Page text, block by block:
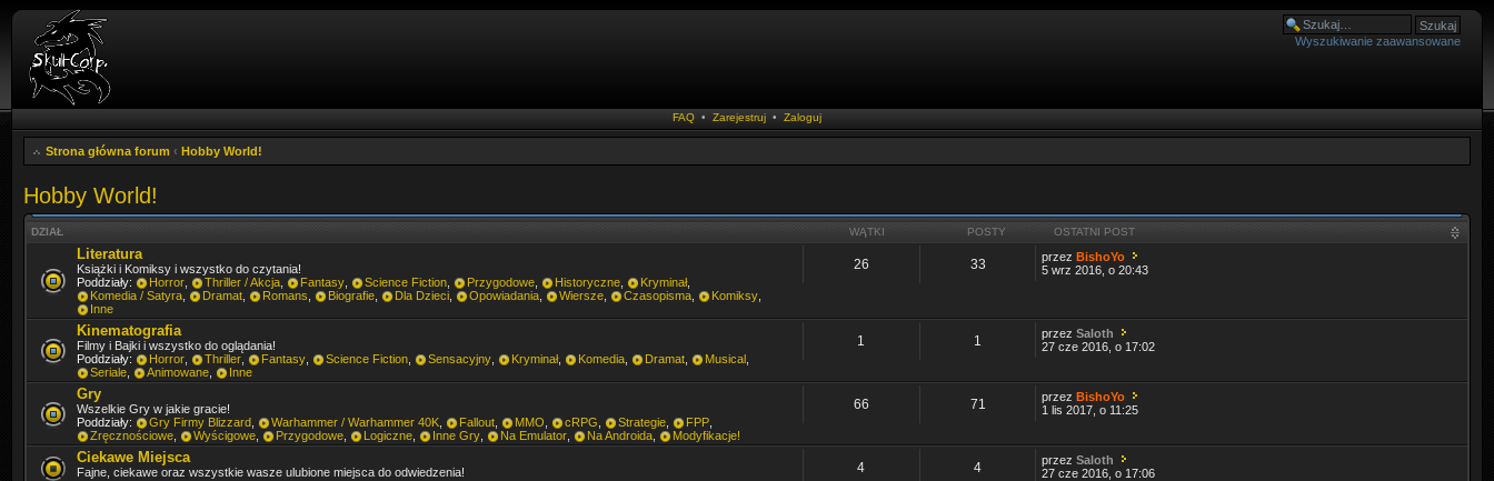
Wyszukiwanie zaawansowane
FAQ • Zarejestruj • Zaloguj
Strona główna forum ‹ Hobby World!
Hobby World!
DZIAŁ WĄTKI POSTY OSTATNI POST
Literatura
Książki i Komiksy i wszystko do czytania!
Poddziały:
Horror Thriller / Akcja Fantasy Science Fiction Przygodowe Historyczne Kryminał,
Komedia / Satyra
Dramat Romans Biografie Dla Dzieci Opowiadania Wiersze Czasopisma Komiksy
Inne
26 33 przezBishoYo
5 wrz 2016, o 20:43
Kinematografia
Filmy i Bajki i wszystko do oglądania!
Poddziały:
Horror Thriller Fantasy Science Fiction Sensacyjny Kryminał, Komedia Dramat Musical
Seriale
Animowane Inne
1 1 przezSaloth
27 cze 2016, o 17:02
Gry
Wszelkie Gry w jakie gracie!
Poddziały:
Gry Firmy Blizzard Warhammer / Warhammer 40K Fallout MMO cRPG Strategie FPP
Zręcznościowe
Wyścigowe Przygodowe Logiczne Inne Gry Na Emulator Na Androida Modyfikacje!
66 71 przezBishoYo
1 lis 2017, o 11:25
Ciekawe Miejsca
Fajne, ciekawe oraz wszystkie wasze ulubione miejsca do odwiedzenia! 4 4 przezSaloth
27 cze 2016, o 17:06